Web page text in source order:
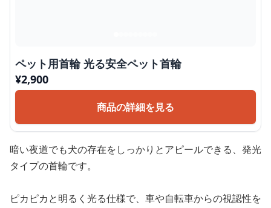
ペット用首輪 光る安全ペット首輪
¥2,900
商品の詳細を見る
暗い夜道でも犬の存在をしっかりとアピールできる、発光
タイプの首輪です。
ピカピカと明るく光る仕様で、車や自転車からの視認性を